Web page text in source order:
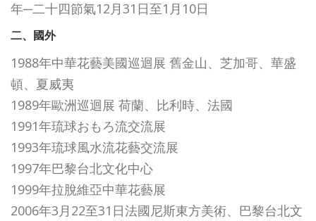
年─二十四節氣12月31日至1月10日
二、國外
1988年中華花藝美國巡迴展 舊金山、芝加哥、華盛
頓、夏威夷
1989年歐洲巡迴展 荷蘭、比利時、法國
1991年琉球おもろ流交流展
1993年琉球風水流花藝交流展
1997年巴黎台北文化中心
1999年拉脫維亞中華花藝展
2006年3月22至31日法國尼斯東方美術、巴黎台北文